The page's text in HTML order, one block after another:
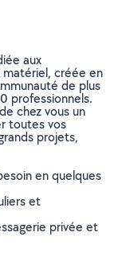
aux
créée en
de plus
professionnels.
chez vous un
toutes vos
projets,
en quelques
et
privée et